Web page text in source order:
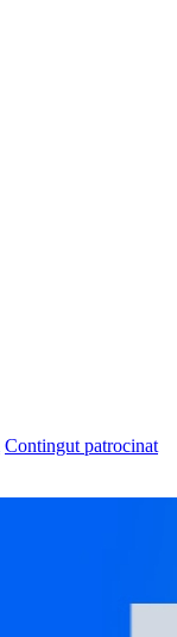
Contingut patrocinat